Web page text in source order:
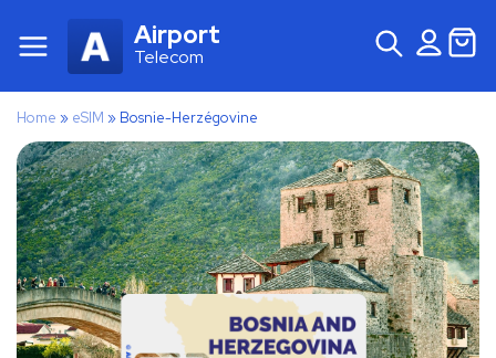
Airport
Telecom
Home » eSIM » Bosnie-Herzégovine